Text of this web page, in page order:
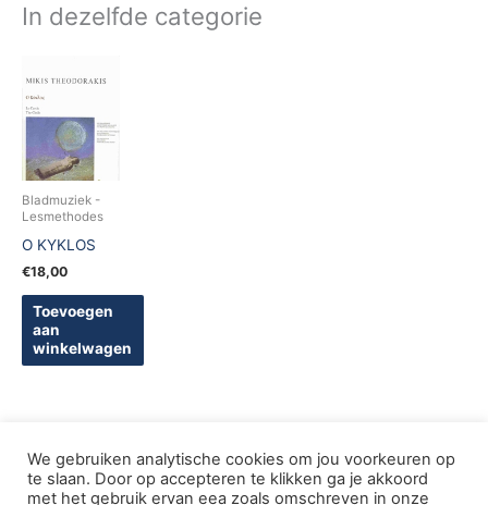
In dezelfde categorie
Bladmuziek -
Lesmethodes
O KYKLOS
€18,00
Toevoegen
aan
winkelwagen
We gebruiken analytische cookies om jou voorkeuren op
te slaan. Door op accepteren te klikken ga je akkoord
met het gebruik ervan eea zoals omschreven in onze